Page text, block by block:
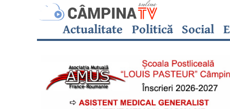
Actualitate Politică Social